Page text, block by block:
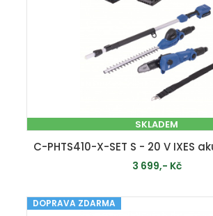
SKLADEM
3 699,- Kč
DOPRAVA ZDARMA